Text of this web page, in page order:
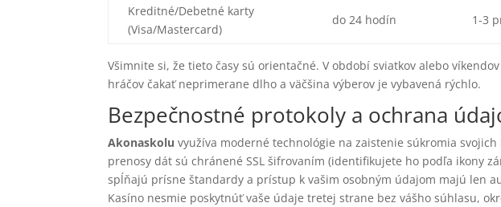
Kreditné/Debetné karty
(Visa/Mastercard)
do 24 hodín 1-3
Všimnite si, že tieto časy sú orientačné. V období sviatkov alebo
hráčov čakať neprimerane dlho a väčšina výberov je vybavená rýchlo.
Bezpečnostné protokoly a ochrana
Akonaskolu využíva moderné technológie na zaistenie súkromia
prenosy dát sú chránené SSL šifrovaním (identifikujete ho podľa ikony
spĺňajú prísne štandardy a prístup k vašim osobným údajom majú len
Kasíno nesmie poskytnúť vaše údaje tretej strane bez vášho súhlasu,